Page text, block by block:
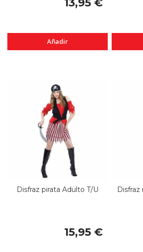
13,95 €
Añadir
Disfraz pirata Adulto T/U
15,95 €